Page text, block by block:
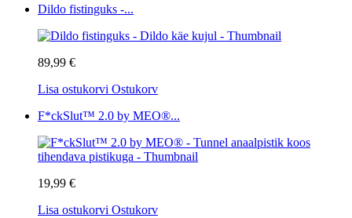
Dildo fistinguks -...
89,99 €
Lisa ostukorvi Ostukorv
F*ckSlut™ 2.0 by MEO®...
19,99 €
Lisa ostukorvi Ostukorv